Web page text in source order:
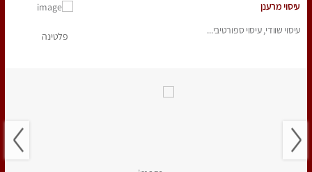
עיסוי מרענן
עיסוי שוודי, עיסוי ספורטיבי...
פלטינה